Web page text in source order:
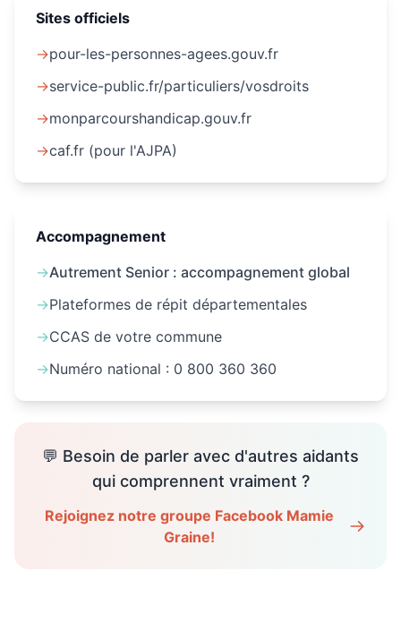
Sites officiels
→pour-les-personnes-agees.gouv.fr
→service-public.fr/particuliers/vosdroits
→monparcourshandicap.gouv.fr
→caf.fr (pour l'AJPA)
Accompagnement
→Autrement Senior : accompagnement global
→Plateformes de répit départementales
→CCAS de votre commune
→Numéro national : 0 800 360 360
💬 Besoin de parler avec d'autres aidants
qui comprennent vraiment ?
Rejoignez notre groupe Facebook Mamie
Graine!